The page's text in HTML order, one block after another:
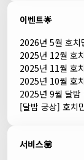
이벤트🌟
2026년 5월 호치
2025년 12월 호
2025년 11월 호
2025년 10월 호
2025년 9월 달밤
서비스💟